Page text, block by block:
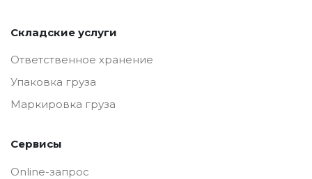
Складские услуги
Ответственное хранение
Упаковка груза
Маркировка груза
Сервисы
Online-запрос